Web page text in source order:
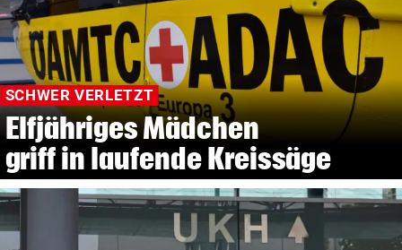
SCHWER VERLETZT
Elfjähriges Mädchen
griff in laufende Kreissäge